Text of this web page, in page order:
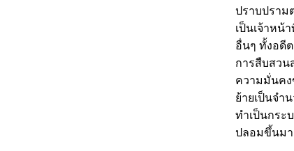
ปราบปราม
เป็นเจ้าหน้
อื่นๆ ทั้งอดี
การสืบสว
ความมั่นคง
ย้ายเป็นจำ
ทำเป็นกระ
ปลอมขึ้นมา